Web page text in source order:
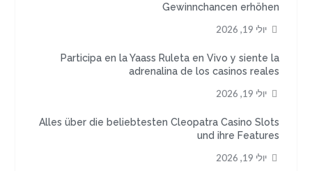
Gewinnchancen erhöhen
יולי 19, 2026
Participa en la Yaass Ruleta en Vivo y siente la
adrenalina de los casinos reales
יולי 19, 2026
Alles über die beliebtesten Cleopatra Casino Slots
und ihre Features
יולי 19, 2026